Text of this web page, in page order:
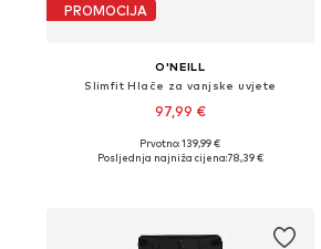
PROMOCIJA
O'NEILL
Slimfit Hlače za vanjske uvjete
97,99 €
Dostupne veličine: XS, S, M, L, XL
Prvotno: 139,99 €
Posljednja najniža cijena:78,39 €